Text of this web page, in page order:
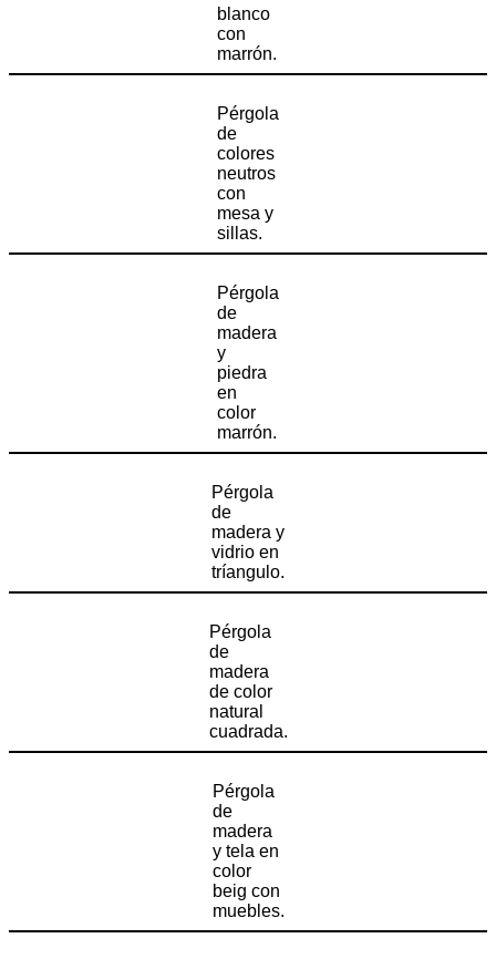
blanco
con
marrón.
Pérgola
de
colores
neutros
con
mesa y
sillas.
Pérgola
de
madera
y
piedra
en
color
marrón.
Pérgola
de
madera y
vidrio en
tríangulo.
Pérgola
de
madera
de color
natural
cuadrada.
Pérgola
de
madera
y tela en
color
beig con
muebles.